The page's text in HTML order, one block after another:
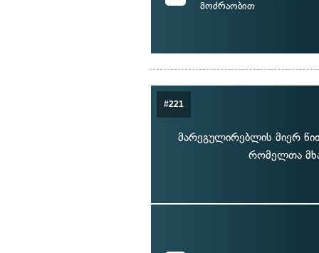
მოძრაობით
#221
მარეგულირებლის მიერ
რომელთა